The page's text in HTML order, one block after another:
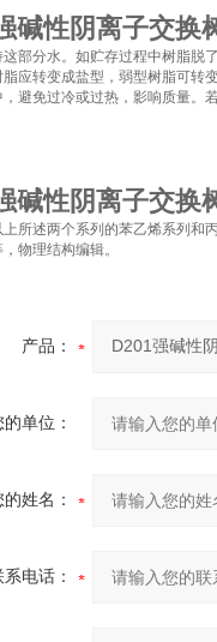
碱性阴离子交换
这部分水。如贮存过程中树脂脱
应转变成盐型，弱型树脂可转
避免过冷或过热，影响质量。
碱性阴离子交换
上所述两个系列的苯乙烯系列和
物理结构编辑。
产品：
的单位：
的姓名：
系电话：